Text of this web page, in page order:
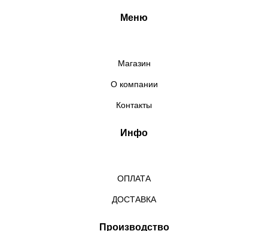
Меню
Магазин
О компании
Контакты
Инфо
ОПЛАТА
ДОСТАВКА
Производство